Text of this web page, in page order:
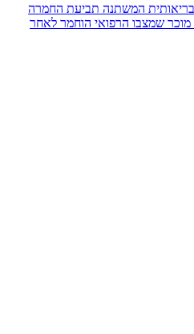
המשתנה תביעת החמרה
שמצבו הרפואי הוחמר לאחר